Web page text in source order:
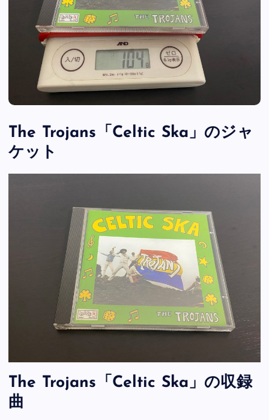
The Trojans「Celtic Ska」のジャ
ケット
The Trojans「Celtic Ska」の収録
曲